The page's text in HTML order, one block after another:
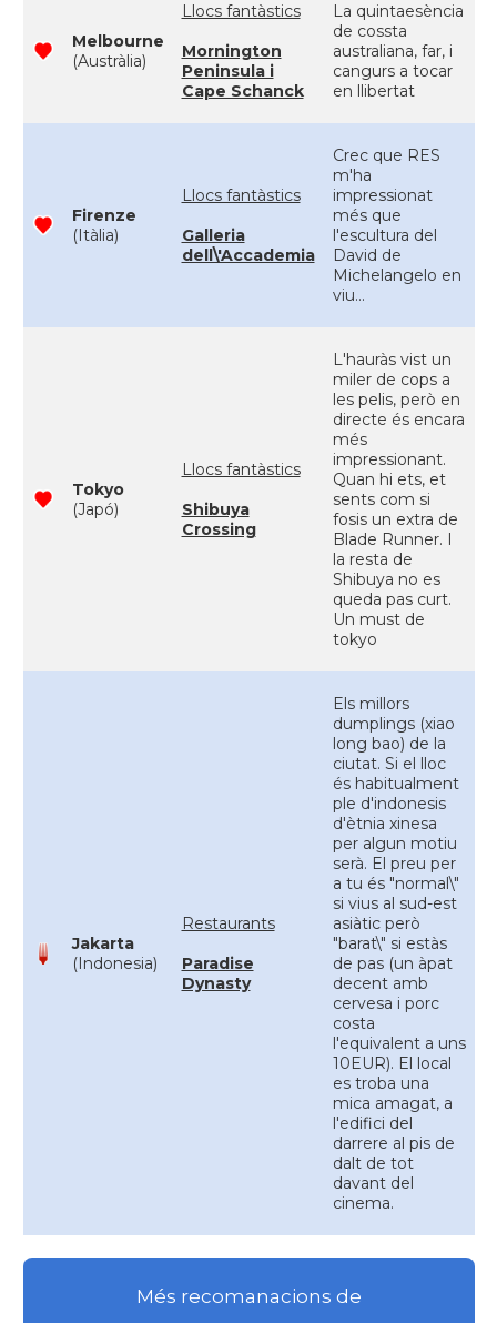
Melbourne
(Austràlia)
Llocs fantàstics
Mornington
Peninsula i
Cape Schanck
La quintaesència
de cossta
australiana, far, i
cangurs a tocar
en llibertat
Firenze
(Itàlia)
Llocs fantàstics
Galleria
dell\'Accademia
Crec que RES
m'ha
impressionat
més que
l'escultura del
David de
Michelangelo en
viu...
Tokyo
(Japó)
Llocs fantàstics
Shibuya
Crossing
L'hauràs vist un
miler de cops a
les pelis, però en
directe és encara
més
impressionant.
Quan hi ets, et
sents com si
fosis un extra de
Blade Runner. I
la resta de
Shibuya no es
queda pas curt.
Un must de
tokyo
Jakarta
(Indonesia)
Restaurants
Paradise
Dynasty
Els millors
dumplings (xiao
long bao) de la
ciutat. Si el lloc
és habitualment
ple d'indonesis
d'ètnia xinesa
per algun motiu
serà. El preu per
a tu és "normal\"
si vius al sud-est
asiàtic però
"barat\" si estàs
de pas (un àpat
decent amb
cervesa i porc
costa
l'equivalent a uns
10EUR). El local
es troba una
mica amagat, a
l'edifici del
darrere al pis de
dalt de tot
davant del
cinema.
Més recomanacions de